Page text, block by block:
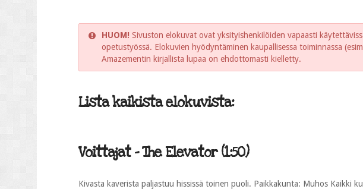
HUOM! Sivuston elokuvat ovat yksityishenkilöiden vapaasti
opetustyössä. Elokuvien hyödyntäminen kaupallisessa toiminnassa
Amazementin kirjallista lupaa on ehdottomasti kielletty.
Lista kaikista elokuvista:
Voittajat - The Elevator (1:50)
Kivasta kaverista paljastuu hississä toinen puoli. Paikkakunta: Muhos Kaikki